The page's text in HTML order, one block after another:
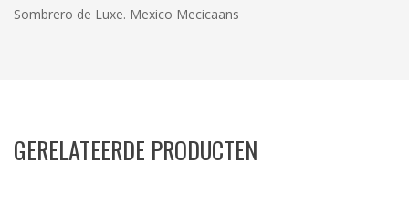
Sombrero de Luxe. Mexico Mecicaans
GERELATEERDE PRODUCTEN